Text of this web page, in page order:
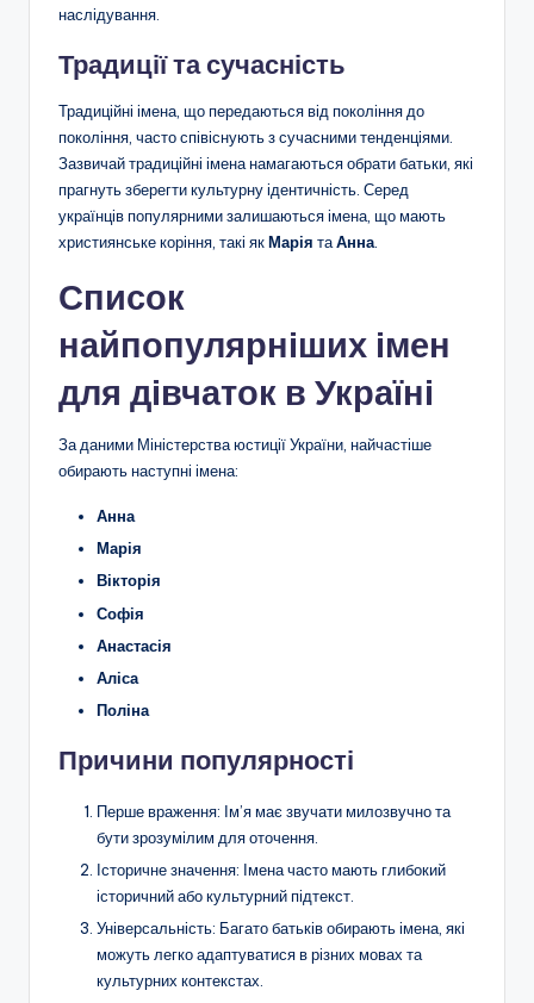
наслідування.
Традиції та сучасність
Традиційні імена, що передаються від покоління до
покоління, часто співіснують з сучасними тенденціями.
Зазвичай традиційні імена намагаються обрати батьки, які
прагнуть зберегти культурну ідентичність. Серед
українців популярними залишаються імена, що мають
християнське коріння, такі якМарія таАнна
Список
найпопулярніших імен
для дівчаток в Україні
За даними Міністерства юстиції України, найчастіше
обирають наступні імена:
Анна
Марія
Вікторія
Софія
Анастасія
Аліса
Поліна
Причини популярності
Перше враження: Ім’я має звучати милозвучно та
бути зрозумілим для оточення.
Історичне значення: Імена часто мають глибокий
історичний або культурний підтекст.
Універсальність: Багато батьків обирають імена, які
можуть легко адаптуватися в різних мовах та
культурних контекстах.